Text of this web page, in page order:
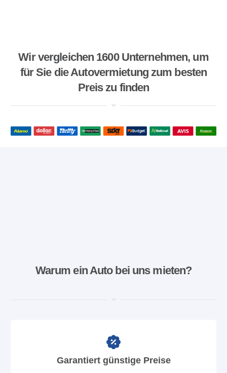
Wir vergleichen 1600 Unternehmen, um
für Sie die Autovermietung zum besten
Preis zu finden
Warum ein Auto bei uns mieten?
Garantiert günstige Preise